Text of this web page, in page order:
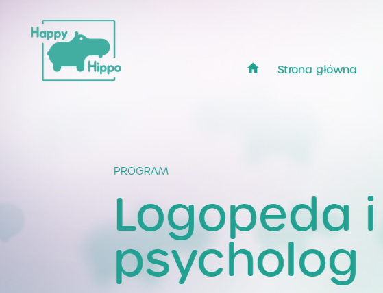
Strona główna
PROGRAM
Logopeda i
psycholog